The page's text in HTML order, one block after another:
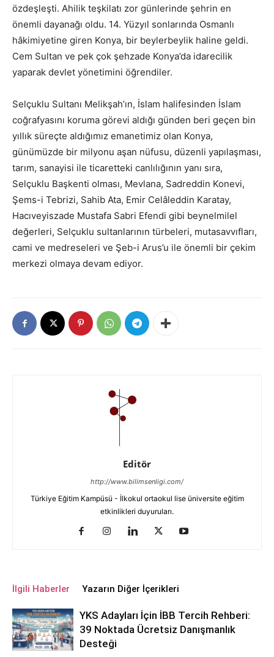
özdeşleşti. Ahilik teşkilatı zor günlerinde şehrin en
önemli dayanağı oldu. 14. Yüzyıl sonlarında Osmanlı
hâkimiyetine giren Konya, bir beylerbeylik haline geldi.
Cem Sultan ve pek çok şehzade Konya’da idarecilik
yaparak devlet yönetimini öğrendiler.
Selçuklu Sultanı Melikşah’ın, İslam halifesinden İslam
coğrafyasını koruma görevi aldığı günden beri geçen bin
yıllık süreçte aldığımız emanetimiz olan Konya,
günümüzde bir milyonu aşan nüfusu, düzenli yapılaşması,
tarım, sanayisi ile ticaretteki canlılığının yanı sıra,
Selçuklu Başkenti olması, Mevlana, Sadreddin Konevi,
Şems-i Tebrizi, Sahib Ata, Emir Celâleddin Karatay,
Hacıveyiszade Mustafa Sabri Efendi gibi beynelmilel
değerleri, Selçuklu sultanlarının türbeleri, mutasavvıfları,
cami ve medreseleri ve Şeb-i Arus’u ile önemli bir çekim
merkezi olmaya devam ediyor.
Editör
http://www.bilimsenligi.com/
Türkiye Eğitim Kampüsü - İlkokul ortaokul lise üniversite eğitim
etkinlikleri duyuruları.
İlgili Haberler Yazarın Diğer İçerikleri
YKS Adayları İçin İBB Tercih Rehberi:
39 Noktada Ücretsiz Danışmanlık
Desteği